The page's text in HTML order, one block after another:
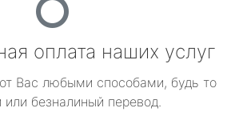
оплата наших услуг
Вас любыми способами, будь то
или безналиный перевод.